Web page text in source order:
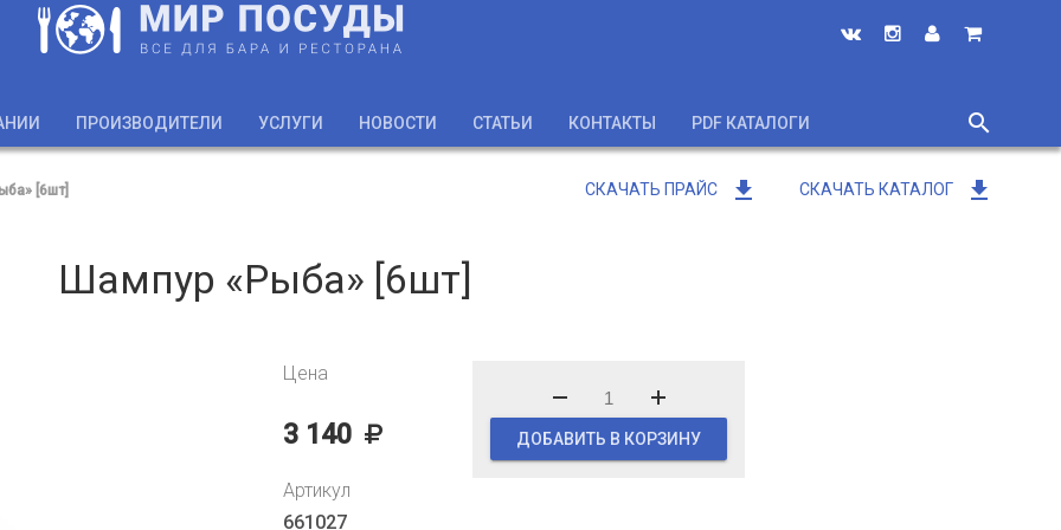
ПРОИЗВОДИТЕЛИ УСЛУГИ НОВОСТИ СТАТЬИ КОНТАКТЫ PDF КАТАЛОГИ
search
close
СКАЧАТЬ ПРАЙС get_app СКАЧАТЬ КАТАЛОГ get_app
[6шт]
Шампур «Рыба» [6шт]
Цена
3 140 ДОБАВИТЬ В КОРЗИНУ
Артикул
661027